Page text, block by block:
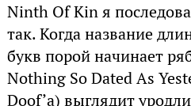
Ninth Of Kin я
так. Когда название
букв порой начинает
Nothing So Dated As
Doof’а) выглядит